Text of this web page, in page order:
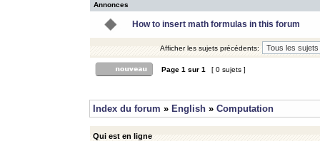
Annonces
How to insert math formulas in this forum
Afficher les sujets précédents:
Page 1 sur 1 [ 0 sujets ]
Index du forum » English » Computation
Qui est en ligne